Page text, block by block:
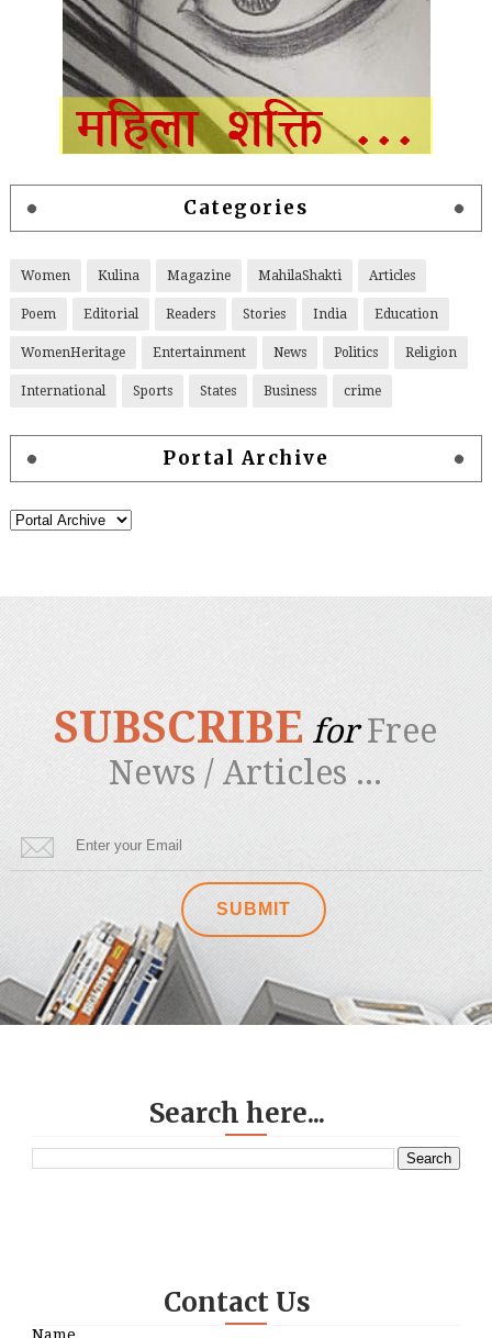
Categories
Women Kulina Magazine MahilaShakti Articles
Poem Editorial Readers Stories India Education
WomenHeritage Entertainment News Politics Religion
International Sports States Business crime
Portal Archive
SUBSCRIBE forFree
News / Articles ...
Search here...
Contact Us